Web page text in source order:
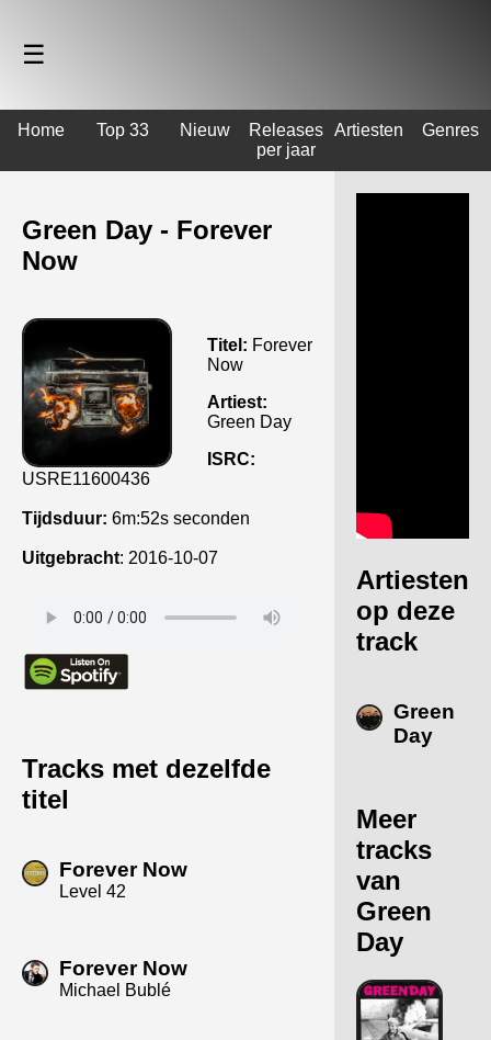
☰
Home Top 33 Nieuw
Releases
per jaar
Artiesten Genres
Green Day - Forever
Now
Titel: Forever
Now
Artiest:
Green Day
ISRC:
USRE11600436
Tijdsduur: 6m:52s seconden
Uitgebracht: 2016-10-07
Tracks met dezelfde
titel
Forever Now
Level 42
Forever Now
Michael Bublé
Artiesten
op deze
track
Green
Day
Meer
tracks
van
Green
Day